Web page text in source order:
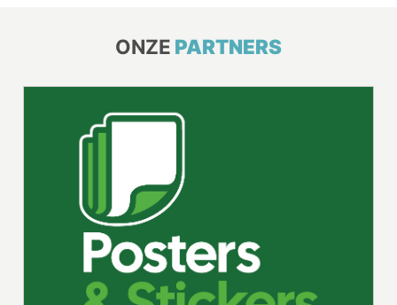
ONZE PARTNERS